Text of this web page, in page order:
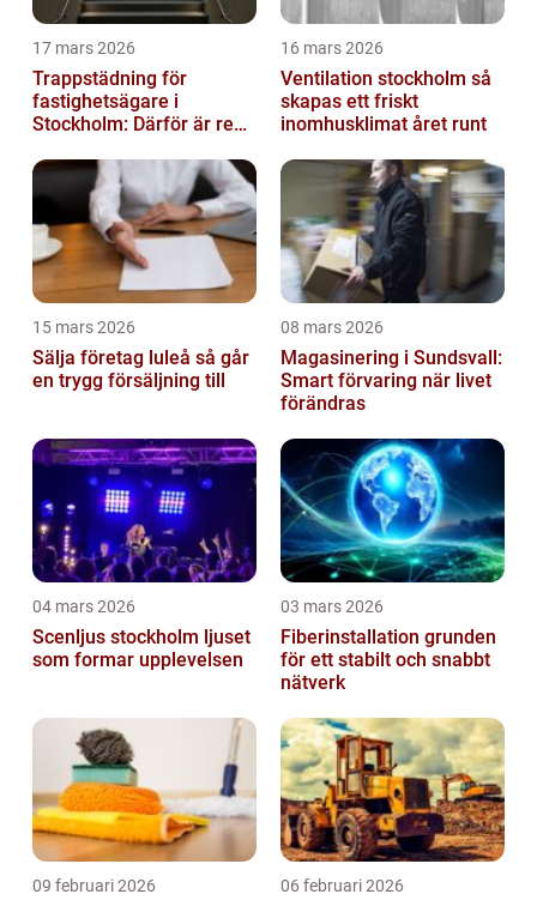
17 mars 2026
Trappstädning för
fastighetsägare i
Stockholm: Därför är rena
investering
16 mars 2026
Ventilation stockholm så
skapas ett friskt
inomhusklimat året runt
15 mars 2026
Sälja företag luleå så går
en trygg försäljning till
08 mars 2026
Magasinering i Sundsvall:
Smart förvaring när livet
förändras
04 mars 2026
Scenljus stockholm ljuset
som formar upplevelsen
03 mars 2026
Fiberinstallation grunden
för ett stabilt och snabbt
nätverk
09 februari 2026 06 februari 2026